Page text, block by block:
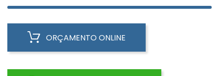
ORÇAMENTO ONLINE